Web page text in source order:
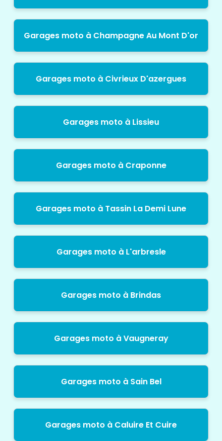
Garages moto à Champagne Au Mont D'or
Garages moto à Civrieux D'azergues
Garages moto à Lissieu
Garages moto à Craponne
Garages moto à Tassin La Demi Lune
Garages moto à L'arbresle
Garages moto à Brindas
Garages moto à Vaugneray
Garages moto à Sain Bel
Garages moto à Caluire Et Cuire